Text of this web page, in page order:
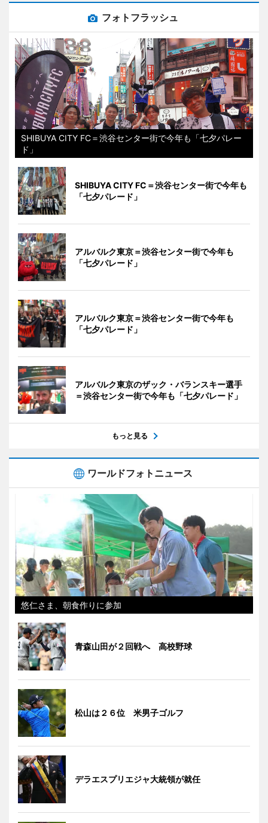
フォトフラッシュ
SHIBUYA CITY FC＝渋谷センター街で今年も「七夕パレー
ド」
SHIBUYA CITY FC＝渋谷センター街で今年も
「七夕パレード」
アルバルク東京＝渋谷センター街で今年も
「七夕パレード」
アルバルク東京＝渋谷センター街で今年も
「七夕パレード」
アルバルク東京のザック・バランスキー選手
＝渋谷センター街で今年も「七夕パレード」
もっと見る
ワールドフォトニュース
悠仁さま、朝食作りに参加
青森山田が２回戦へ 高校野球
松山は２６位 米男子ゴルフ
デラエスプリエジャ大統領が就任